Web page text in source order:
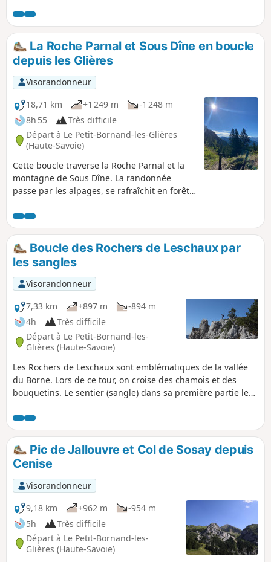
le massif des Bornes, des Aravis, du Mont Blanc. Le secteur
est aussi propice à la rencontre des nombreux bouquetins
du massif.
La Roche Parnal et Sous Dîne en boucle
depuis les Glières
Visorandonneur
18,71 km
+1 249 m
-1 248 m
8h 55
Très difficile
Départ à Le Petit-Bornand-les-Glières
(Haute-Savoie)
Cette boucle traverse la Roche Parnal et la
montagne de Sous Dîne. La randonnée
passe par les alpages, se rafraîchit en forêt
mais sans difficulté. On croise des
bouquetins, mais, surtout, on a presque tout
le temps un panorama de 360° allant du Jura
à la chaîne des Aravis et à celle du Mont
blanc. Mais c'est un itinéraire exigeant par
sa longueur et sa dénivelée, cepedant sans
difficultés techniques. On peut aussi choisir
le sens inverse à celui proposé ici. (!)
Prendre connaissance des paragraphes (5) :
sentier peu visible et (6) falaises, câbles,
crêtes, échelle, ressaut rocheux.
Boucle des Rochers de Leschaux par
les sangles
Visorandonneur
7,33 km
+897 m
-894 m
4h
Très difficile
Départ à Le Petit-Bornand-les-
Glières (Haute-Savoie)
Les Rochers de Leschaux sont emblématiques de la vallée
du Borne. Lors de ce tour, on croise des chamois et des
bouquetins. Le sentier (sangle) dans sa première partie le
exceptionnel. Après avoir remonté deux cheminées, on
atteint la crête que l'on suit par un sentier s'ouvrant sur une
vue grandiose de la chaîne du Bargy. C'est une randonnée
exigeante, réservée à des randonneuses et randonneurs
avertis. Il est déconseillé de l'entreprendre par temps
humide.
Pic de Jallouvre et Col de Sosay depuis
Cenise
Visorandonneur
9,18 km
+962 m
-954 m
5h
Très difficile
Départ à Le Petit-Bornand-les-
Glières (Haute-Savoie)